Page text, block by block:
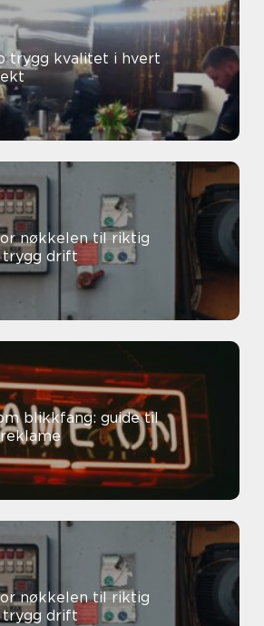
riktig
trygg drift
blikkfang: guide til
riktig
trygg drift